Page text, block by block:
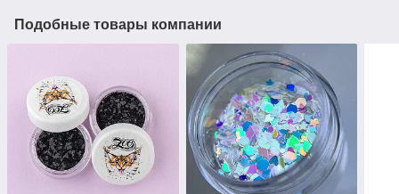
Подобные товары компании